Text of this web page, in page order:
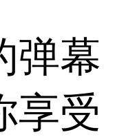
弹幕
享受